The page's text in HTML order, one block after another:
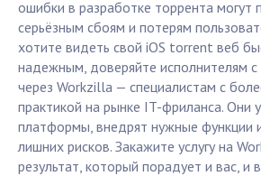
ошибки в разработке торрента могут
серьёзным сбоям и потерям
хотите видеть свой iOS torrent веб
надежным, доверяйте исполнителям
через Workzilla — специалистам с
практикой на рынке IT-фриланса. Они
платформы, внедрят нужные функции
лишних рисков. Закажите услугу на
результат, который порадует и вас, и